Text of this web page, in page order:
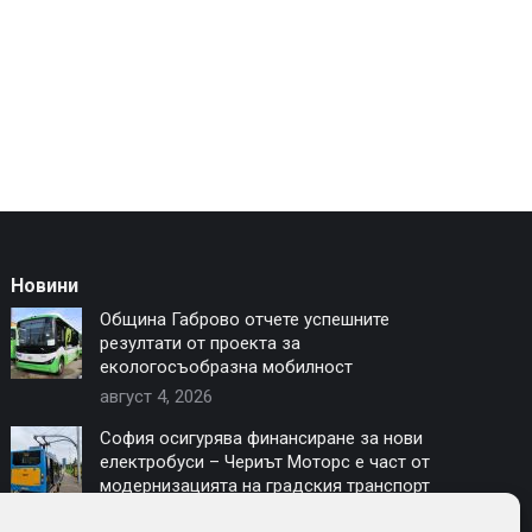
Новини
Община Габрово отчете успешните
резултати от проекта за
екологосъобразна мобилност
август 4, 2026
София осигурява финансиране за нови
електробуси – Чериът Моторс е част от
модернизацията на градския транспорт